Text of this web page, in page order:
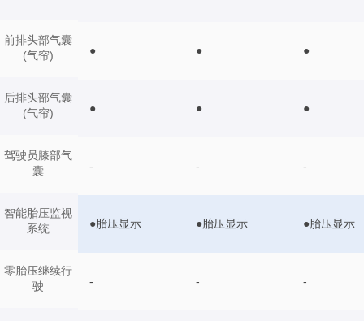
前排头部气囊
(气帘)
后排头部气囊
(气帘)
驾驶员膝部气
囊
智能胎压监视
系统
零胎压继续行
驶
● ● ●
● ● ●
- - -
●胎压显示 ●胎压显示 ●胎压显示
- - -